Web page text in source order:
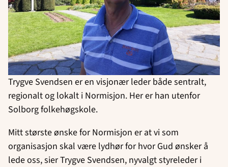
Trygve Svendsen er en visjonær leder både sentralt,
regionalt og lokalt i Normisjon. Her er han utenfor
Solborg folkehøgskole.
Mitt største ønske for Normisjon er at vi som
organisasjon skal være lydhør for hvor Gud ønsker å
lede oss, sier Trygve Svendsen, nyvalgt styreleder i